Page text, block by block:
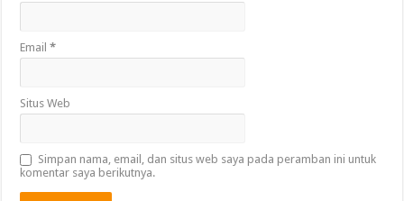
Email*
Situs Web
Simpan nama, email, dan situs web saya pada peramban ini untuk
komentar saya berikutnya.